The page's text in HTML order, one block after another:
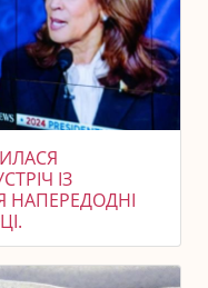
ІЗ
НАПЕРЕДОДНІ